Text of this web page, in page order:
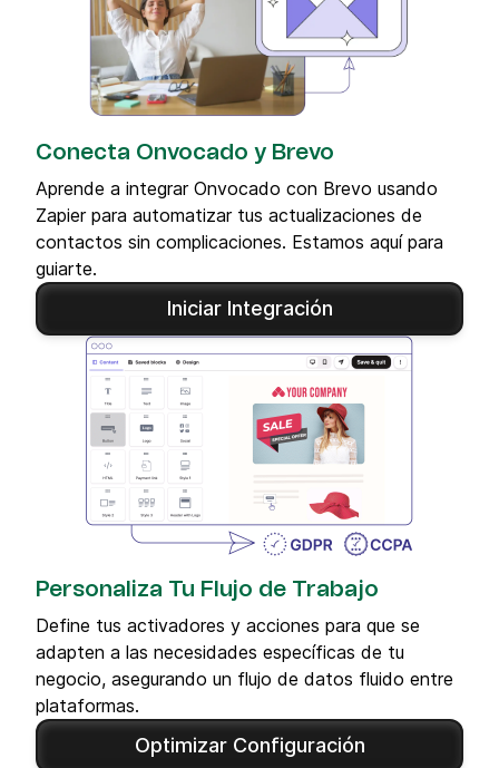
Conecta Onvocado y Brevo
Aprende a integrar Onvocado con Brevo usando
Zapier para automatizar tus actualizaciones de
contactos sin complicaciones. Estamos aquí para
guiarte.
Iniciar Integración
Personaliza Tu Flujo de Trabajo
Define tus activadores y acciones para que se
adapten a las necesidades específicas de tu
negocio, asegurando un flujo de datos fluido entre
plataformas.
Optimizar Configuración